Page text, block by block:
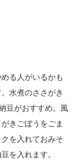
る人がいるかも
水煮のささがき
豆がおすすめ。風
きごぼうをごま
を入れておみそ
を入れます。